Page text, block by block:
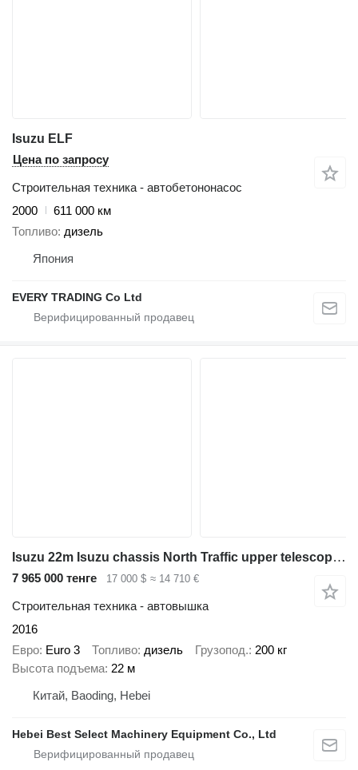
Isuzu ELF
Цена по запросу
Строительная техника - автобетононасос
2000
611 000 км
Топливо дизель
Япония
EVERY TRADING Co Ltd
Isuzu 22m Isuzu chassis North Traffic upper telescopic boom many types
7 965 000 тенге 17 000 $ ≈ 14 710 €
Строительная техника - автовышка
2016
Евро Euro 3 Топливо дизель Грузопод. 200 кг
Высота подъема 22 м
Китай, Baoding, Hebei
Hebei Best Select Machinery Equipment Co., Ltd